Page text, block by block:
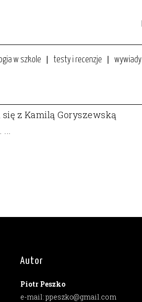
w szkole testy i recenzje wywiady
z Kamilą Goryszewską
Autor
Piotr Peszko
e-mail: ppeszko@gmail.com